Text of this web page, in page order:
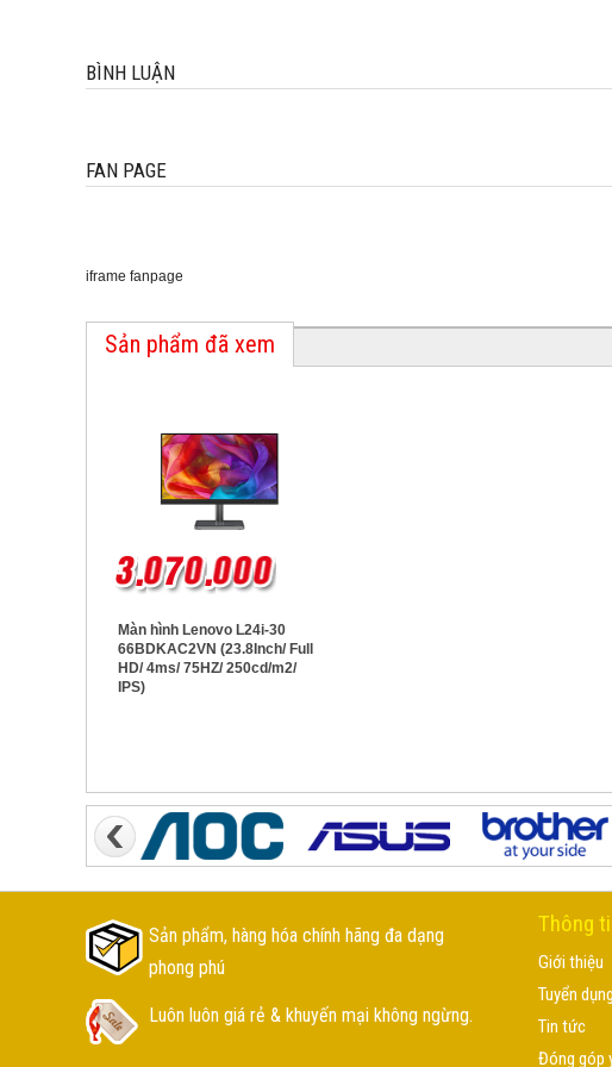
BÌNH LUẬN
FAN PAGE
iframe fanpage
Sản phẩm đã xem
Màn hình Lenovo L24i-30
66BDKAC2VN (23.8Inch/ Full
HD/ 4ms/ 75HZ/ 250cd/m2/
IPS)
Sản phẩm, hàng hóa chính hãng đa dạng
phong phú
Luôn luôn giá rẻ & khuyến mại không ngừng.
Thông
Giới thiệu
Tuyển dụng
Tin tức
Đóng góp